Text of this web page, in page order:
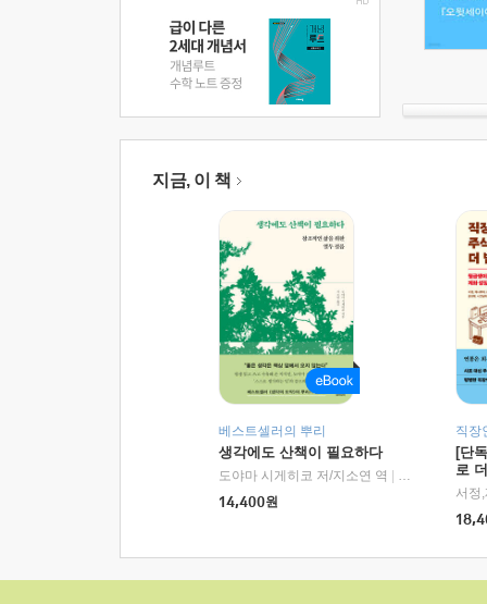
지금, 이 책
베스트셀러의 뿌리
생각에도 산책이 필요하다
도야마 시게히코 저/지소연 역
알에이치코리
14,400원
직장
[단
로